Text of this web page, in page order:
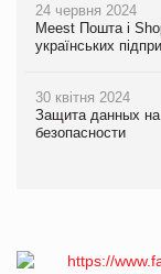
24 червня 2024
Meest Пошта і
українських
30 квітня 2024
Защита данных
безопасности